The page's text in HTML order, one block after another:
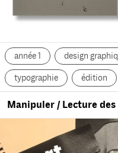
année 1 design
typographie édition
Manipuler / Lecture des